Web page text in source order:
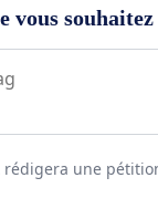
vous
rédigera une